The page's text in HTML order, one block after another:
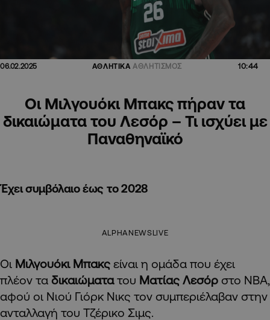
06.02.2025 ΑΘΛΗΤΙΚΑ ΑΘΛΗΤΙΣΜΟΣ 10:44
Οι Μιλγουόκι Μπακς πήραν τα
δικαιώματα του Λεσόρ – Τι ισχύει με
Παναθηναϊκό
Έχει συμβόλαιο έως το 2028
ALPHANEWSLIVE
Οι Μιλγουόκι Μπακς είναι η ομάδα που έχει
πλέον τα δικαιώματατου Ματίας Λεσόρ στο NBA,
αφού οι Νιού Γιόρκ Νικς τον συμπεριέλαβαν στην
ανταλλαγή του Τζέρικο Σιμς.